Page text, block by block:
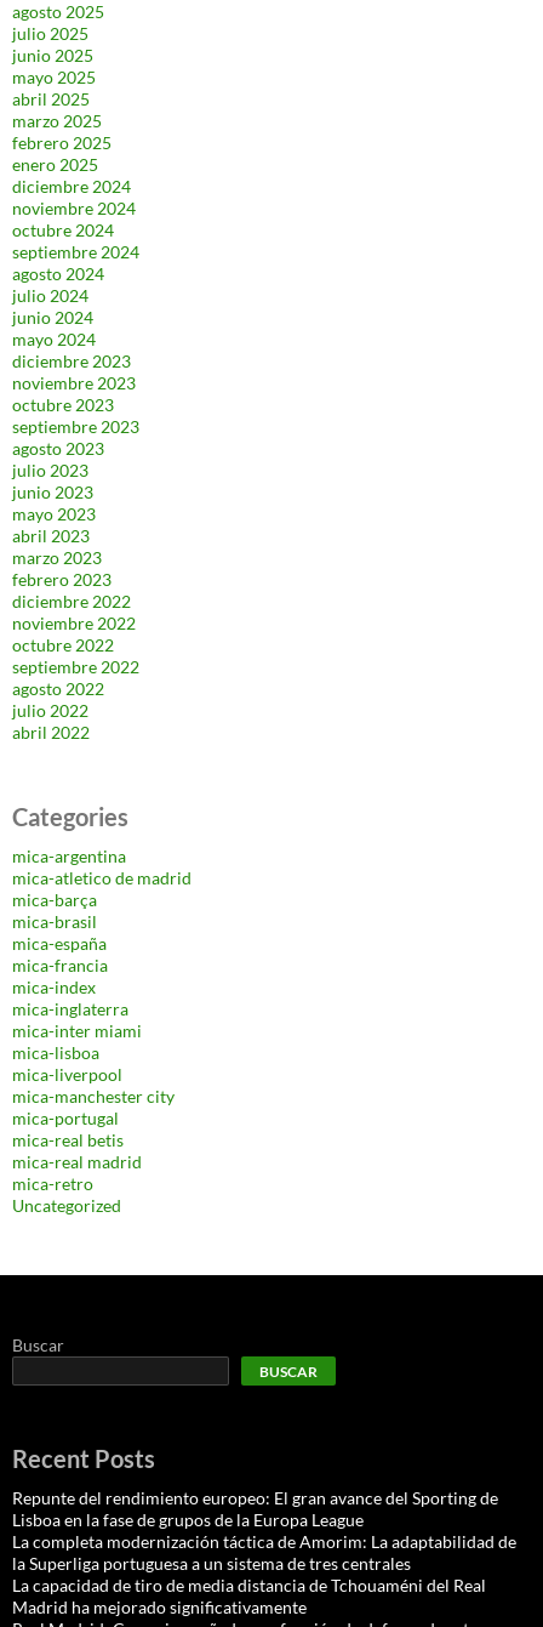
agosto 2025
julio 2025
junio 2025
mayo 2025
abril 2025
marzo 2025
febrero 2025
enero 2025
diciembre 2024
noviembre 2024
octubre 2024
septiembre 2024
agosto 2024
julio 2024
junio 2024
mayo 2024
diciembre 2023
noviembre 2023
octubre 2023
septiembre 2023
agosto 2023
julio 2023
junio 2023
mayo 2023
abril 2023
marzo 2023
febrero 2023
diciembre 2022
noviembre 2022
octubre 2022
septiembre 2022
agosto 2022
julio 2022
abril 2022
Categories
mica-argentina
mica-atletico de madrid
mica-barça
mica-brasil
mica-españa
mica-francia
mica-index
mica-inglaterra
mica-inter miami
mica-lisboa
mica-liverpool
mica-manchester city
mica-portugal
mica-real betis
mica-real madrid
mica-retro
Uncategorized
Buscar
BUSCAR
Recent Posts
Repunte del rendimiento europeo: El gran avance del Sporting de
Lisboa en la fase de grupos de la Europa League
La completa modernización táctica de Amorim: La adaptabilidad de
la Superliga portuguesa a un sistema de tres centrales
La capacidad de tiro de media distancia de Tchouaméni del Real
Madrid ha mejorado significativamente